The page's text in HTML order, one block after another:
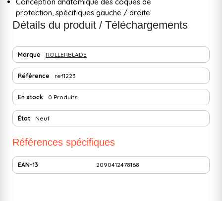
protection, spécifiques gauche / droite
Détails du produit / Téléchargements
Marque ROLLERBLADE
Référence ref1223
En stock 0 Produits
État Neuf
Références spécifiques
EAN-13 2090412478168